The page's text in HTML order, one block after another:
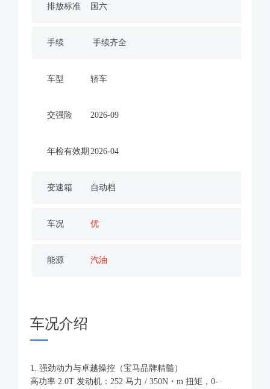
排放标准 国六
手续 手续齐全
车型 轿车
交强险 2026-09
年检有效期 2026-04
变速箱 自动档
车况 优
能源 汽油
车况介绍
1. 强劲动力与卓越操控（宝马品牌精髓）
高功率 2.0T 发动机：252 马力 / 350N・m 扭矩，0-